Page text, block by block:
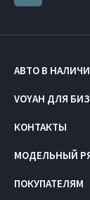
АВТО В
VOYAH ДЛЯ
КОНТАКТЫ
МОДЕЛЬНЫЙ
ПОКУПАТЕЛЯМ